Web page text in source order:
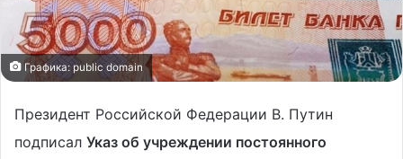
Графика: public domain
Президент Российской Федерации В. Путин
подписал Указ об учреждении постоянного